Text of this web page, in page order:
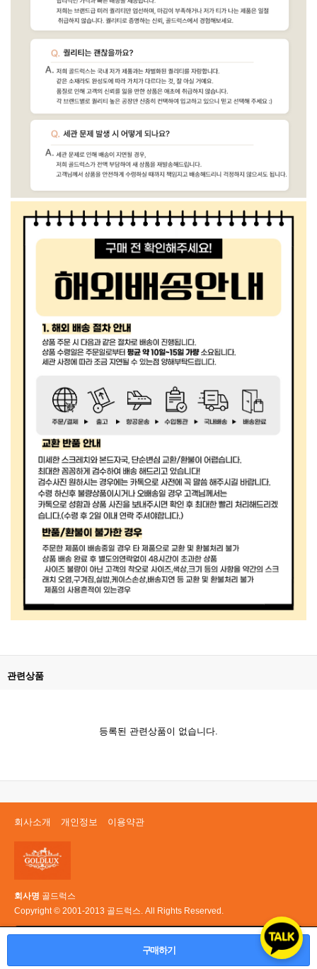
구매하기
관련상품
등록된 관련상품이 없습니다.
회사소개 개인정보 이용약관
회사명 골드럭스
Copyright © 2001-2013 골드럭스. All Rights Reserved.
PC 버전